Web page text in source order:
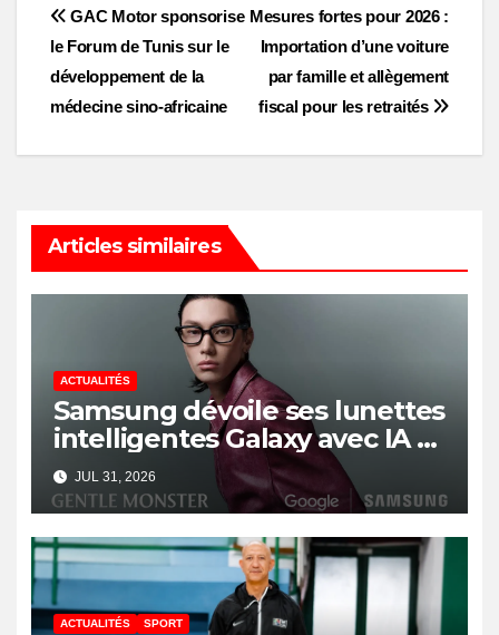
Post
navigation
Mesures fortes pour 2026 :
Importation d’une voiture
par famille et allègement
fiscal pour les retraités
GAC Motor sponsorise
le Forum de Tunis sur le
développement de la
médecine sino-africaine
Articles similaires
ACTUALITÉS
Samsung dévoile ses lunettes
intelligentes Galaxy avec IA et
Gemini
JUL 31, 2026
ACTUALITÉS SPORT